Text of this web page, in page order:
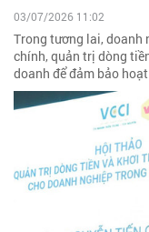
03/07/2026 11:02
Trong tương lai, doanh
chính, quản trị dòng
doanh để đảm bảo